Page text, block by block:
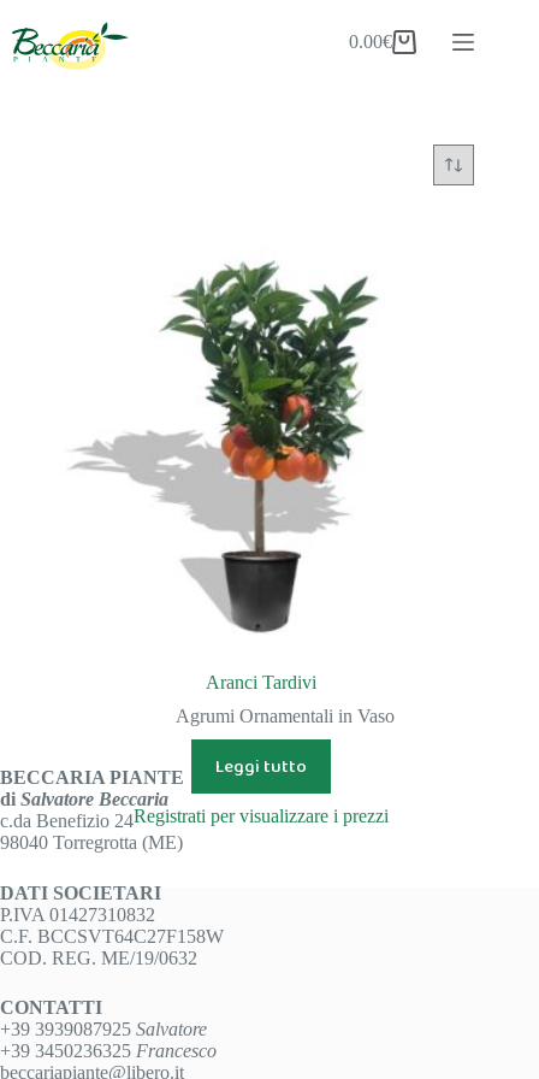
contenuto
Carrello
0.00€
Aranci Tardivi
Agrumi Ornamentali in Vaso
Leggi tutto
Registrati per visualizzare i prezzi
BECCARIA PIANTE
di Salvatore Beccaria
c.da Benefizio 24
98040 Torregrotta (ME)
DATI SOCIETARI
P.IVA 01427310832
C.F. BCCSVT64C27F158W
COD. REG. ME/19/0632
CONTATTI
+39 3939087925 Salvatore
+39 3450236325 Francesco
beccariapiante@libero.it